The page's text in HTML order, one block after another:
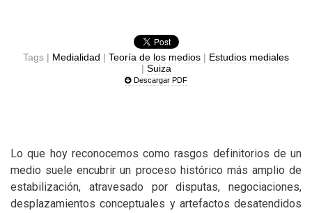
Tags | Medialidad | Teoría de los medios | Estudios mediales
| Suiza
Descargar PDF
Lo que hoy reconocemos como rasgos definitorios de un
medio suele encubrir un proceso histórico más amplio de
estabilización, atravesado por disputas, negociaciones,
desplazamientos conceptuales y artefactos desatendidos